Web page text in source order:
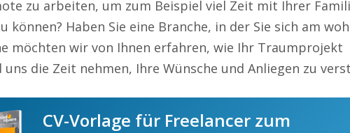
zu arbeiten, um zum Beispiel viel Zeit mit Ihrer
können? Haben Sie eine Branche, in der Sie sich am
möchten wir von Ihnen erfahren, wie Ihr Traumprojekt
uns die Zeit nehmen, Ihre Wünsche und Anliegen zu
CV-Vorlage für Freelancer zum